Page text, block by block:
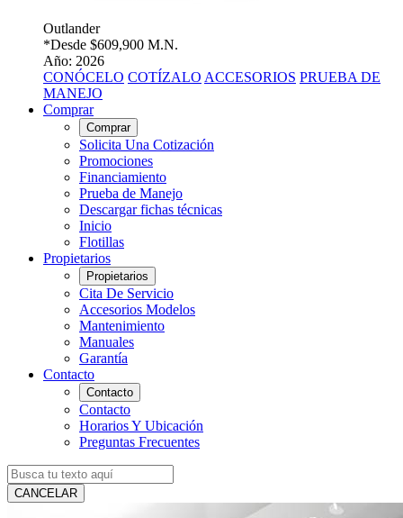
Outlander
*Desde $609,900 M.N.
Año: 2026
CONÓCELO COTÍZALO ACCESORIOS PRUEBA DE
MANEJO
Comprar
Comprar
Solicita Una Cotización
Promociones
Financiamiento
Prueba de Manejo
Descargar fichas técnicas
Inicio
Flotillas
Propietarios
Propietarios
Cita De Servicio
Accesorios Modelos
Mantenimiento
Manuales
Garantía
Contacto
Contacto
Contacto
Horarios Y Ubicación
Preguntas Frecuentes
CANCELAR